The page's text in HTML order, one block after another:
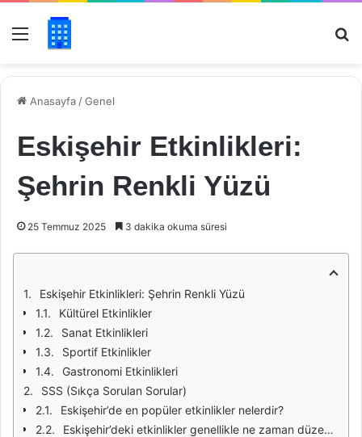
Menü
Anasayfa /Genel
Eskişehir Etkinlikleri:
Şehrin Renkli Yüzü
25 Temmuz 2025 3 dakika okuma süresi
Eskişehir Etkinlikleri: Şehrin Renkli Yüzü
Kültürel Etkinlikler
Sanat Etkinlikleri
Sportif Etkinlikler
Gastronomi Etkinlikleri
SSS (Sıkça Sorulan Sorular)
Eskişehir’de en popüler etkinlikler nelerdir?
Eskişehir’deki etkinlikler genellikle ne zaman düzenlenir?